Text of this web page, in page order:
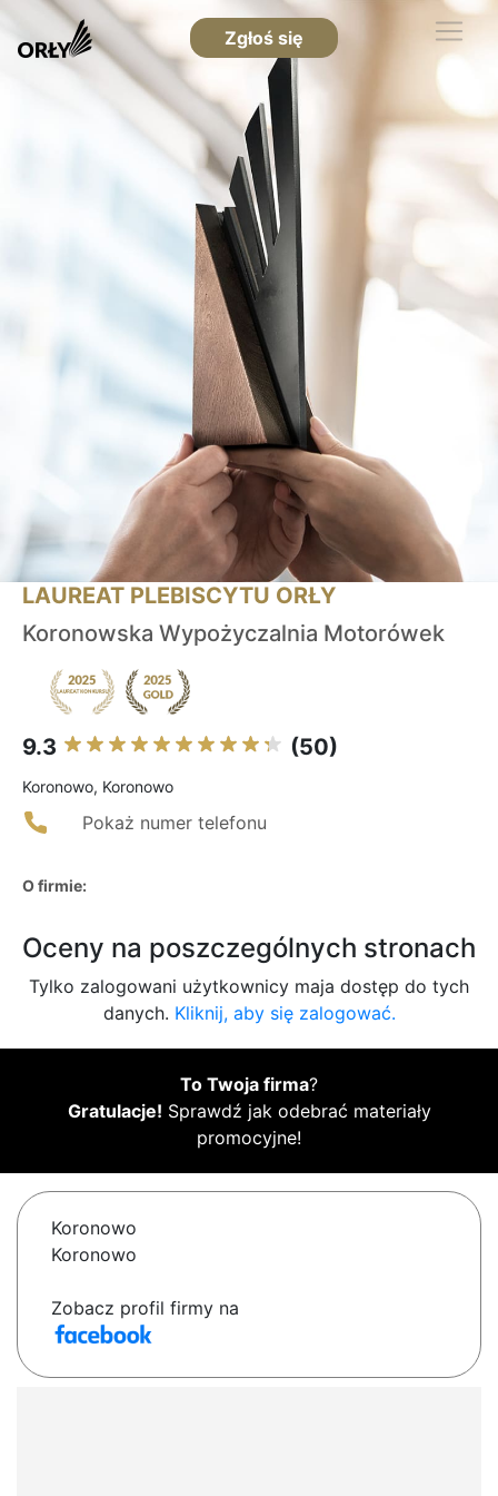
Zgłoś się
LAUREAT PLEBISCYTU ORŁY
Koronowska Wypożyczalnia Motorówek
9.3 (50)
Koronowo, Koronowo
Pokaż numer telefonu
O firmie:
Oceny na poszczególnych stronach
Tylko zalogowani użytkownicy maja dostęp do tych
danych. Kliknij, aby się zalogować.
To Twoja firma?
Gratulacje! Sprawdź jak odebrać materiały
promocyjne!
Koronowo
Koronowo
Zobacz profil firmy na